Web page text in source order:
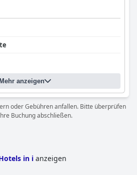
Mehr anzeigen
oder Gebühren anfallen. Bitte überprüfen
Buchung abschließen.
in ianzeigen